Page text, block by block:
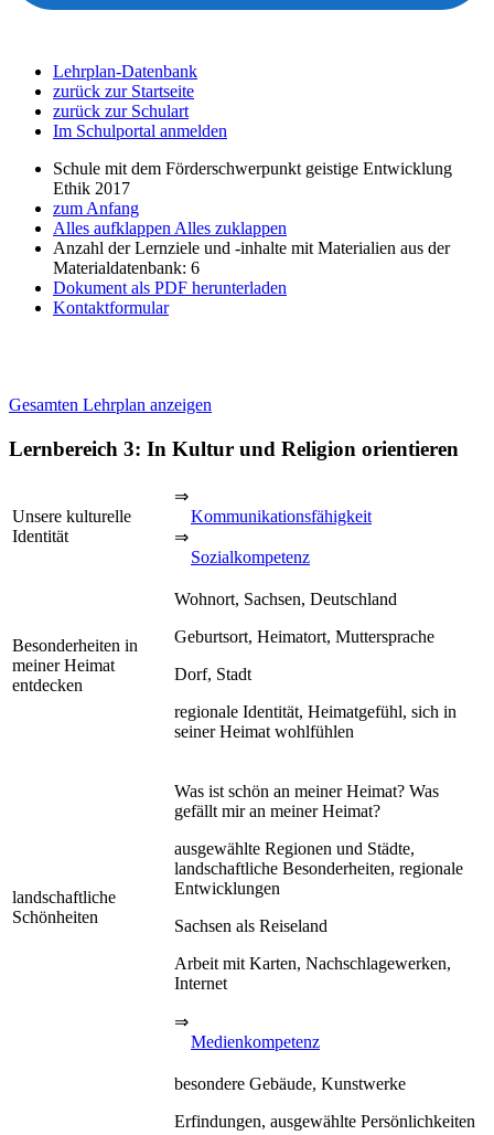
Lehrplan-Datenbank
zurück zur Startseite
zurück zur Schulart
Im Schulportal anmelden
Schule mit dem Förderschwerpunkt geistige Entwicklung
Ethik 2017
zum Anfang
Alles aufklappen Alles zuklappen
Anzahl der Lernziele und -inhalte mit Materialien aus der
Materialdatenbank: 6
Dokument als PDF herunterladen
Kontaktformular
Gesamten Lehrplan anzeigen
Lernbereich 3: In Kultur und Religion orientieren
Unsere kulturelle
Identität
⇒
Kommunikationsfähigkeit
⇒
Sozialkompetenz
Besonderheiten in
meiner Heimat
entdecken
Wohnort, Sachsen, Deutschland
Geburtsort, Heimatort, Muttersprache
Dorf, Stadt
regionale Identität, Heimatgefühl, sich in
seiner Heimat wohlfühlen
landschaftliche
Schönheiten
Was ist schön an meiner Heimat? Was
gefällt mir an meiner Heimat?
ausgewählte Regionen und Städte,
landschaftliche Besonderheiten, regionale
Entwicklungen
Sachsen als Reiseland
Arbeit mit Karten, Nachschlagewerken,
Internet
⇒
Medienkompetenz
besondere Gebäude, Kunstwerke
Erfindungen, ausgewählte Persönlichkeiten